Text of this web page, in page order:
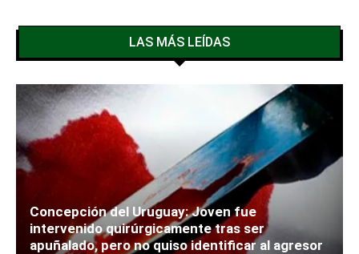
LAS MÁS LEÍDAS
Concepción del Uruguay: Joven fue
intervenido quirúrgicamente tras ser
apuñalado, pero no quiso identificar al agresor